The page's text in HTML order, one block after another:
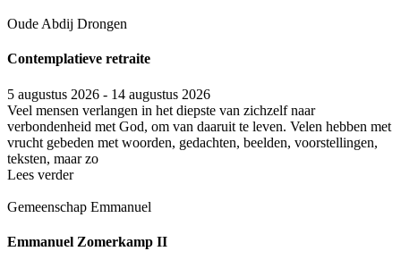
Oude Abdij Drongen
Contemplatieve retraite
5 augustus 2026 - 14 augustus 2026
Veel mensen verlangen in het diepste van zichzelf naar
verbondenheid met God, om van daaruit te leven. Velen hebben met
vrucht gebeden met woorden, gedachten, beelden, voorstellingen,
teksten, maar zo
Lees verder
Gemeenschap Emmanuel
Emmanuel Zomerkamp II